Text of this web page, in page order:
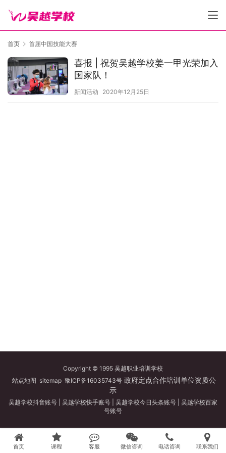
首页 首届中国技能大赛
喜报 | 祝贺吴越学校姜一甲光荣加入
国家队！
新闻活动 2020年12月25日
Copyright © 1995 吴越职业培训学校
站点地图 sitemap 豫ICP备16035743号政府定点合作培训单位资质公
示
吴越学校抖音账号 吴越学校快手账号 吴越学校今日头条账号
吴越学校百家
号账号
首页 课程 客服 微信咨询 电话咨询 联系我们